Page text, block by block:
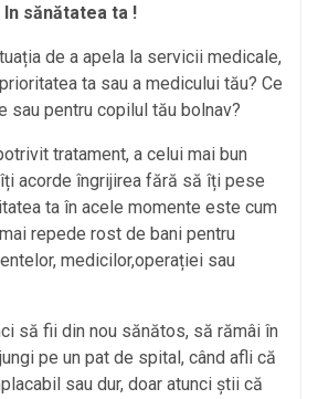
In sănătatea ta !
de a apela la servicii medicale,
ta sau a medicului tău? Ce
sau pentru copilul tău bolnav?
tratament, a celui mai bun
acorde îngrijirea fără să îți pese
ta în acele momente este cum
repede rost de bani pentru
medicilor,operației sau
să fii din nou sănătos, să rămâi în
pe un pat de spital, când afli că
sau dur, doar atunci știi că